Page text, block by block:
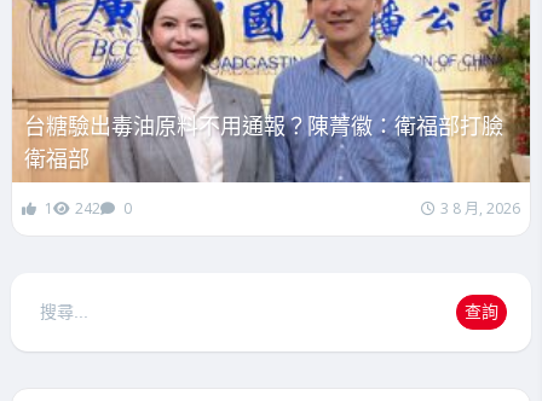
台糖驗出毒油原料不用通報？陳菁徽：衛福部打臉
衛福部
1 242 0 3 8 月, 2026
搜
查詢